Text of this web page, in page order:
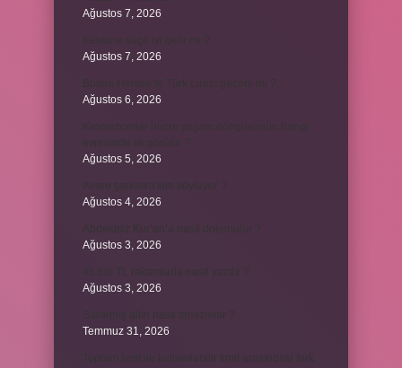
Ağustos 7, 2026
Ağustos 7, 2026
Ağustos 6, 2026
Ağustos 5, 2026
Ağustos 4, 2026
Ağustos 3, 2026
Ağustos 3, 2026
Temmuz 31, 2026